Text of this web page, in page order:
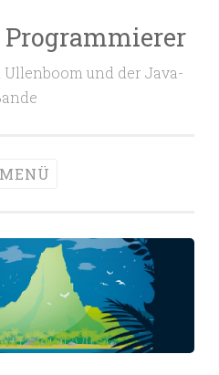
und der Java-
MENÜ